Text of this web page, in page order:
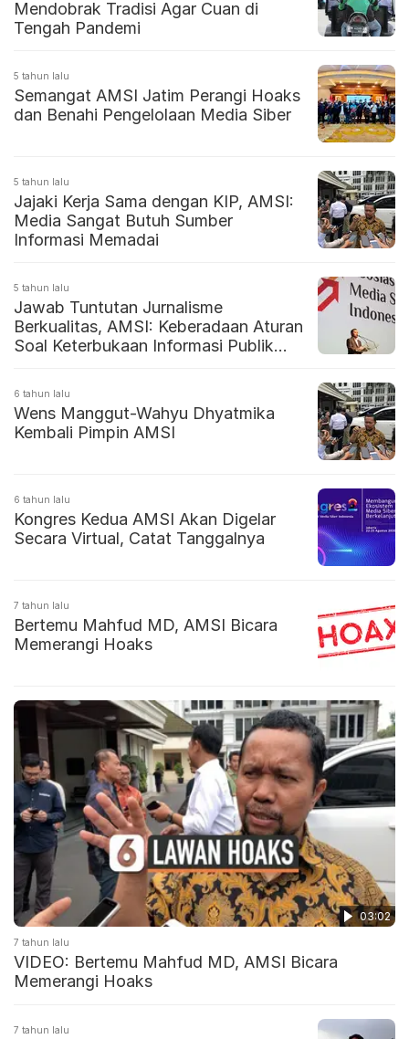
Mendobrak Tradisi Agar Cuan di
Tengah Pandemi
5 tahun lalu
Semangat AMSI Jatim Perangi Hoaks
dan Benahi Pengelolaan Media Siber
5 tahun lalu
Jajaki Kerja Sama dengan KIP, AMSI:
Media Sangat Butuh Sumber
Informasi Memadai
5 tahun lalu
Jawab Tuntutan Jurnalisme
Berkualitas, AMSI: Keberadaan Aturan
Soal Keterbukaan Informasi Publik
6 tahun lalu
Wens Manggut-Wahyu Dhyatmika
Kembali Pimpin AMSI
6 tahun lalu
Kongres Kedua AMSI Akan Digelar
Secara Virtual, Catat Tanggalnya
7 tahun lalu
Bertemu Mahfud MD, AMSI Bicara
Memerangi Hoaks
03:02
7 tahun lalu
VIDEO: Bertemu Mahfud MD, AMSI Bicara
Memerangi Hoaks
7 tahun lalu